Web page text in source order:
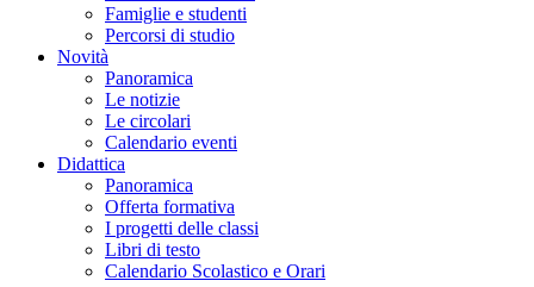
Famiglie e studenti
Percorsi di studio
Novità
Panoramica
Le notizie
Le circolari
Calendario eventi
Didattica
Panoramica
Offerta formativa
I progetti delle classi
Libri di testo
Calendario Scolastico e Orari